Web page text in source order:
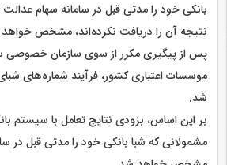
بانکی خود را مدتی قبل در سامانه سهام
نتیجه آن را دریافت نکرده‌اند، مشخص
پس از پیگیری مکرر از سوی سازمان خصوصی
موسسات اعتباری کشور، فرآیند شماره‌های
شد.
بر این اساس، بزودی نتایج تعامل با سیستم
مشمولانی که شبا بانکی خود را مدتی قبل در